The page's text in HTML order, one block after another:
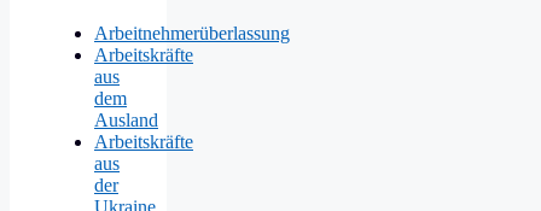
Arbeitnehmerüberlassung
Arbeitskräfte
aus
dem
Ausland
Arbeitskräfte
aus
der